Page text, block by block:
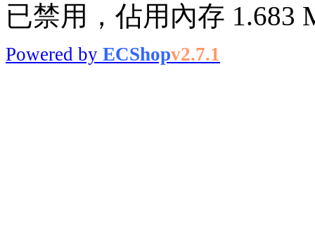
已禁用，佔用內存 1.683
Powered by ECShopv2.7.1